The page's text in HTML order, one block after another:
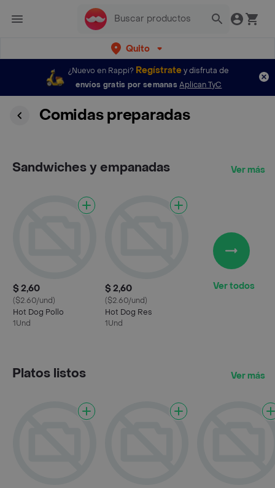
Quito
¿Nuevo en Rappi? Regístratey disfruta de
envíos gratis por semanas Aplican TyC
Comidas preparadas
Sandwiches y empanadas Ver más
$ 2,60
($2.60/und)
Hot Dog Pollo
1Und
$ 2,60
($2.60/und)
Hot Dog Res
1Und
Ver todos
Platos listos Ver más